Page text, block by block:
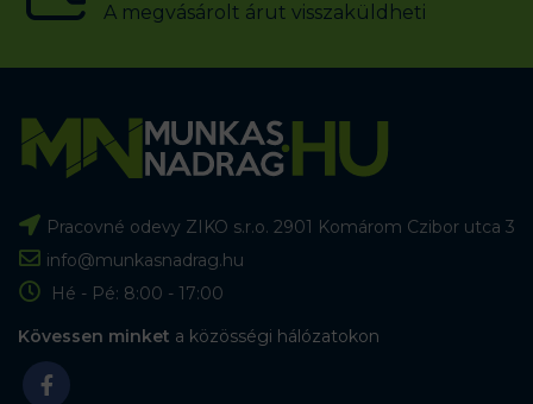
A megvásárolt árut visszaküldheti
Pracovné odevy ZIKO s.r.o. 2901 Komárom Czibor utca 3
info@munkasnadrag.hu
Hé - Pé: 8:00 - 17:00
Kövessen minket a közösségi hálózatokon